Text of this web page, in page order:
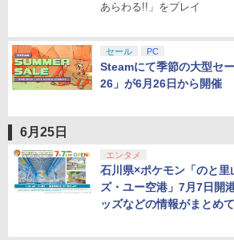
あらわる!!」をプレイ
セール PC
Steamにて季節の大型セ
26」が6月26日から開催
6月25日
エンタメ
石川県×ポケモン「のと里
ズ・ユー空港」7月7日開
ッズなどの情報がまとめ